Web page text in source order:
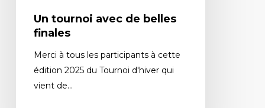
Un tournoi avec de belles
finales
Merci à tous les participants à cette
édition 2025 du Tournoi d'hiver qui
vient de…